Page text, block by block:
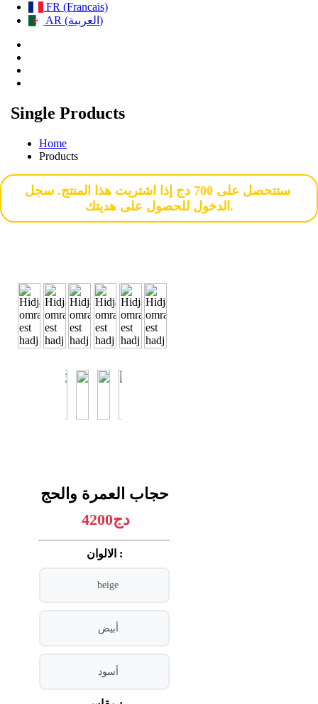
FR (Francais)
AR (العربية)
Single Products
Home
Products
ستتحصل على 700 دج إذا اشتريت هذا المنتج. سجل
الدخول للحصول على هديتك.
حجاب العمرة والحج
4200دج
الالوان :
beige
أبيض
أسود